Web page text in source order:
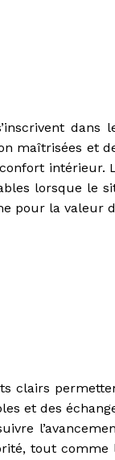
dans
maîtrisées et
intérieur.
lorsque le
pour la valeur
clairs
et des
tout comme